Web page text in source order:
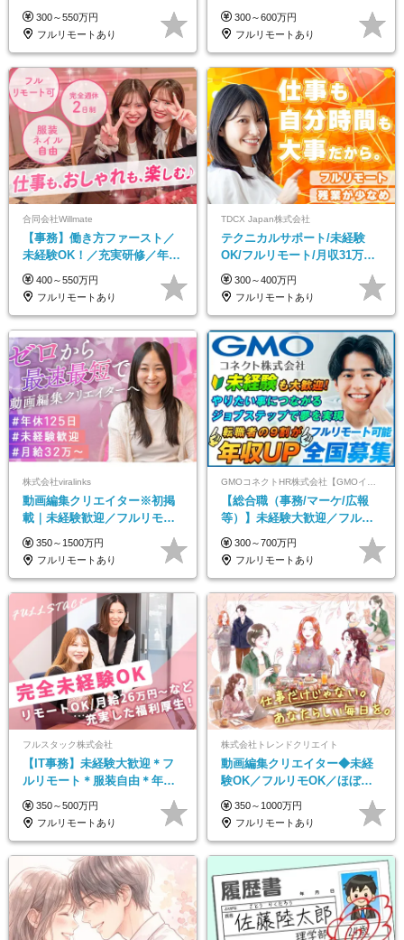
うちで働くフルリモート｜残
業ゼロで18時退勤◎
300～550万円
フルリモートあり
未経験OK*土日祝休み*残業少
なめ*在宅勤務手当あり
300～600万円
フルリモートあり
合同会社Willmate
【事務】働き方ファースト／
未経験OK！／充実研修／年休
127日～／残業なし／平均20代
／リモートOK
400～550万円
フルリモートあり
TDCX Japan株式会社
テクニカルサポート/未経験
OK/フルリモート/月収31万円
可/月最大3万のインセンティ
ブ支給/平均年齢33歳
300～400万円
フルリモートあり
株式会社viralinks
動画編集クリエイター※初掲
載｜未経験歓迎／フルリモー
トOK／月給32万＋賞与
350～1500万円
フルリモートあり
【総合職（事務/マーケ/広報
等）】未経験大歓迎／フルリ
モ可で全国募集！年収アップ
多数★年休最大130日★
300～700万円
フルリモートあり
フルスタック株式会社
【IT事務】未経験大歓迎＊フ
ルリモート＊服装自由＊年休
125日以上＊残業なし＊月給26
万円以上
350～500万円
フルリモートあり
株式会社トレンドクリエイト
動画編集クリエイター◆未経
験OK／フルリモOK／ほぼ定
時帰り／年間休日125日／髪・
服・ネイル自由／副業OK
350～1000万円
フルリモートあり